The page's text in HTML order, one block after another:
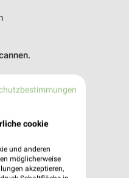
cookie
und anderen
möglicherweise
akzeptieren,